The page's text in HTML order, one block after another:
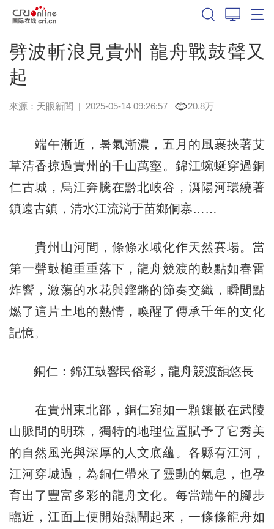
劈波斬浪見貴州 龍舟戰鼓聲又
起
來源： 天眼新聞 | 2025-05-14 09:26:57 20.8万
端午漸近，暑氣漸濃，五月的風裹挾著艾
草清香掠過貴州的千山萬壑。錦江蜿蜒穿過銅
仁古城，烏江奔騰在黔北峽谷，㵲陽河環繞著
鎮遠古鎮，清水江流淌于苗鄉侗寨……
貴州山河間，條條水域化作天然賽場。當
第一聲鼓槌重重落下，龍舟競渡的鼓點如春雷
炸響，激蕩的水花與鏗鏘的節奏交織，瞬間點
燃了這片土地的熱情，喚醒了傳承千年的文化
記憶。
銅仁：錦江鼓響民俗彰，龍舟競渡韻悠長
在貴州東北部，銅仁宛如一顆鑲嵌在武陵
山脈間的明珠，獨特的地理位置賦予了它秀美
的自然風光與深厚的人文底蘊。各縣有江河，
江河穿城過，為銅仁帶來了靈動的氣息，也孕
育出了豐富多彩的龍舟文化。每當端午的腳步
臨近，江面上便開始熱鬧起來，一條條龍舟如